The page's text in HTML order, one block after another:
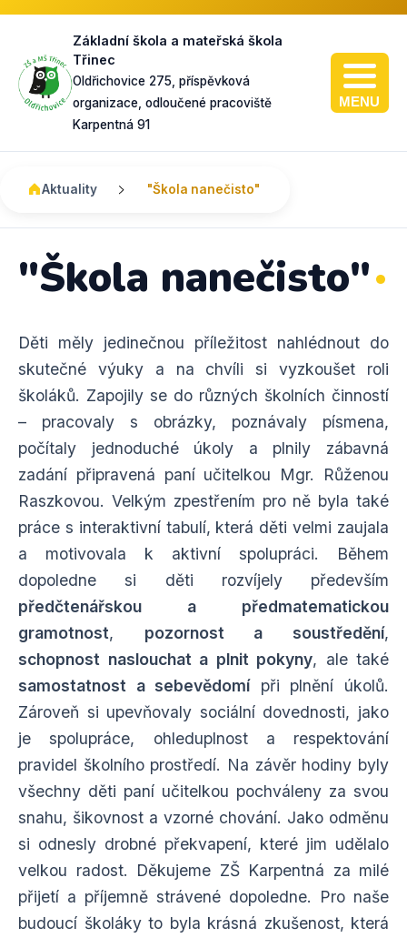
Základní škola a mateřská škola
Třinec
Oldřichovice 275, příspěvková
organizace, odloučené pracoviště
Karpentná 91
MENU
Aktuality "Škola nanečisto"
"Škola nanečisto"
Děti měly jedinečnou příležitost nahlédnout do
skutečné výuky a na chvíli si vyzkoušet roli
školáků. Zapojily se do různých školních činností
– pracovaly s obrázky, poznávaly písmena,
počítaly jednoduché úkoly a plnily zábavná
zadání připravená paní učitelkou Mgr. Růženou
Raszkovou. Velkým zpestřením pro ně byla také
práce s interaktivní tabulí, která děti velmi zaujala
a motivovala k aktivní spolupráci. Během
dopoledne si děti rozvíjely především
předčtenářskou a předmatematickou
gramotnost, pozornost a soustředění,
schopnost naslouchat a plnit pokyny, ale také
samostatnost a sebevědomípři plnění úkolů.
Zároveň si upevňovaly sociální dovednosti, jako
je spolupráce, ohleduplnost a respektování
pravidel školního prostředí. Na závěr hodiny byly
všechny děti paní učitelkou pochváleny za svou
snahu, šikovnost a vzorné chování. Jako odměnu
si odnesly drobné překvapení, které jim udělalo
velkou radost. Děkujeme ZŠ Karpentná za milé
přijetí a příjemně strávené dopoledne. Pro naše
budoucí školáky to byla krásná zkušenost, která